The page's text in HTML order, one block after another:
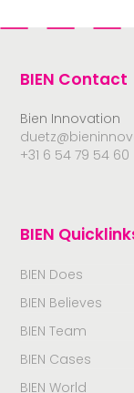
BIEN Contact
Bien Innovation
+31 6 54 79 54 60
BIEN
BIEN Does
BIEN Believes
BIEN Team
BIEN Cases
BIEN World